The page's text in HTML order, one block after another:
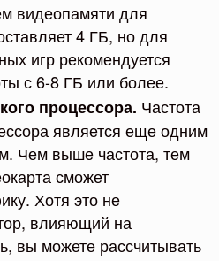
видеопамяти для
4 ГБ, но для
игр рекомендуется
с 6-8 ГБ или более.
процессора. Частота
является еще одним
Чем выше частота, тем
сможет
Хотя это не
влияющий на
вы можете рассчитывать